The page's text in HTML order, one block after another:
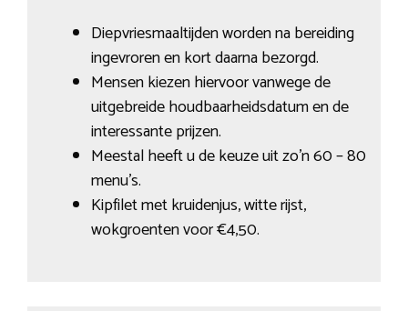
Diepvriesmaaltijden worden na bereiding
ingevroren en kort daarna bezorgd.
Mensen kiezen hiervoor vanwege de
uitgebreide houdbaarheidsdatum en de
interessante prijzen.
Meestal heeft u de keuze uit zo’n 60 – 80
menu’s.
Kipfilet met kruidenjus, witte rijst,
wokgroenten voor €4,50.